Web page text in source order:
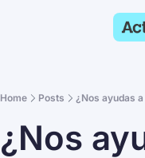
Home Posts ¿Nos ayudas
¿Nos